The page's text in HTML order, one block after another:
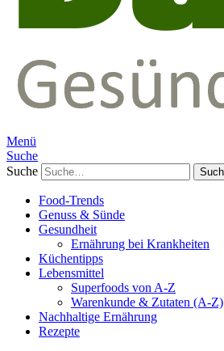
Menü
Suche
Suche
Food-Trends
Genuss & Sünde
Gesundheit
Ernährung bei Krankheiten
Küchentipps
Lebensmittel
Superfoods von A-Z
Warenkunde & Zutaten (A-Z)
Nachhaltige Ernährung
Rezepte